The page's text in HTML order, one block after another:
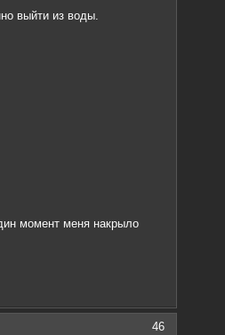
выйти из воды.
момент меня накрыло
46